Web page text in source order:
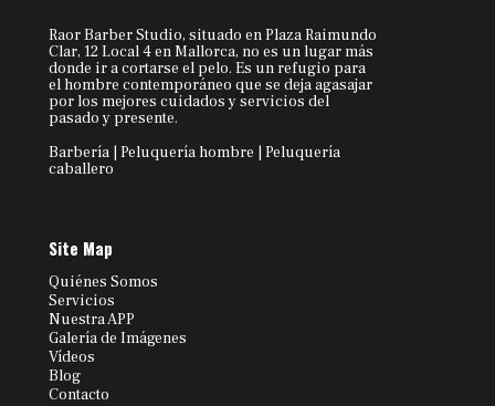
Raor Barber Studio, situado en Plaza Raimundo
Clar, 12 Local 4 en Mallorca, no es un lugar más
donde ir a cortarse el pelo. Es un refugio para
el hombre contemporáneo que se deja agasajar
por los mejores cuidados y servicios del
pasado y presente.
Barbería | Peluquería hombre | Peluquería
caballero
Site Map
Quiénes Somos
Servicios
Nuestra APP
Galería de Imágenes
Vídeos
Blog
Contacto